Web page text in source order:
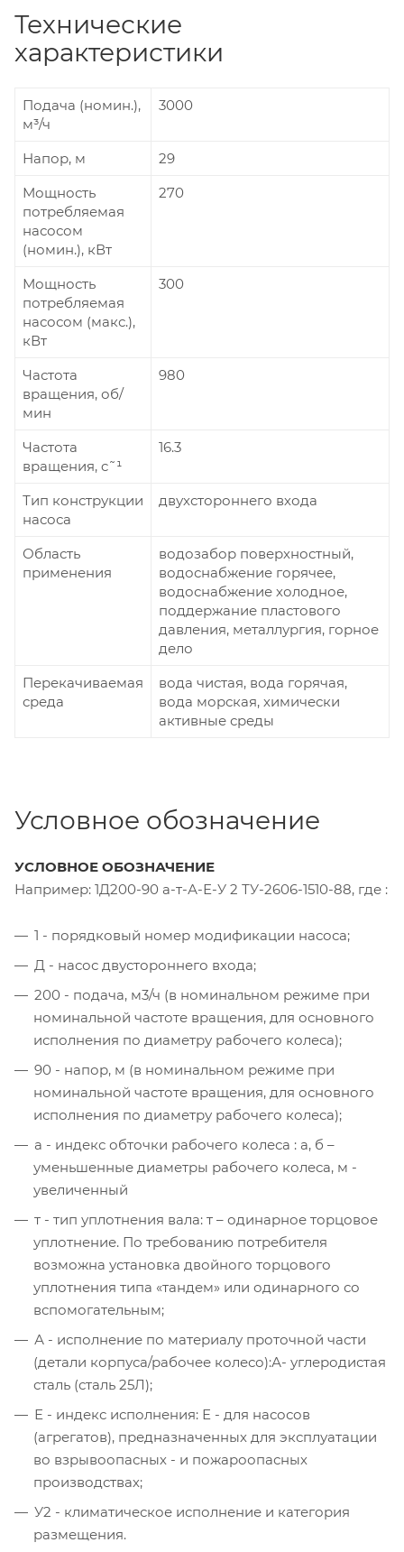
Технические
характеристики
Подача (номин.),
м³/ч
3000
Напор, м
29
Мощность
потребляемая
насосом
(номин.), кВт
270
Мощность
потребляемая
насосом (макс.),
кВт
300
Частота
вращения, об/
мин
980
Частота
вращения, c˜¹
16.3
Тип конструкции
насоса
двухстороннего входа
Область
применения
водозабор поверхностный,
водоснабжение горячее,
водоснабжение холодное,
поддержание пластового
давления, металлургия, горное
дело
Перекачиваемая
среда
вода чистая, вода горячая,
вода морская, химически
активные среды
Условное обозначение
УСЛОВНОЕ ОБОЗНАЧЕНИЕ
Например: 1Д200-90 а-т-А-Е-У 2 ТУ-2606-1510-88, где :
1 - порядковый номер модификации насоса;
Д - насос двустороннего входа;
200 - подача, м3/ч (в номинальном режиме при
номинальной частоте вращения, для основного
исполнения по диаметру рабочего колеса);
90 - напор, м (в номинальном режиме при
номинальной частоте вращения, для основного
исполнения по диаметру рабочего колеса);
а - индекс обточки рабочего колеса : а, б –
уменьшенные диаметры рабочего колеса, м -
увеличенный
т - тип уплотнения вала: т – одинарное торцовое
уплотнение. По требованию потребителя
возможна установка двойного торцового
уплотнения типа «тандем» или одинарного со
вспомогательным;
А - исполнение по материалу проточной части
(детали корпуса/рабочее колесо):А- углеродистая
сталь (сталь 25Л);
Е - индекс исполнения: Е - для насосов
(агрегатов), предназначенных для эксплуатации
во взрывоопасных - и пожароопасных
производствах;
У2 - климатическое исполнение и категория
размещения.